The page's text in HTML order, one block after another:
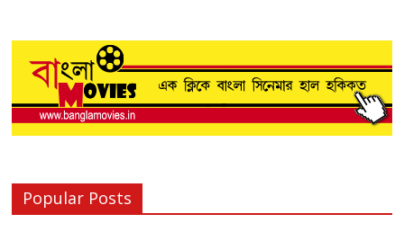
Popular Posts